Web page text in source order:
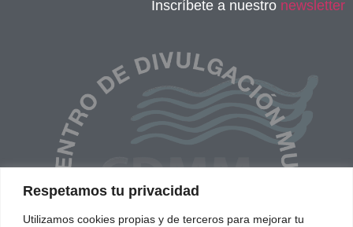
Respetamos tu privacidad
Utilizamos cookies propias y de terceros para mejorar tu
Inscríbete a nuestro newsletter